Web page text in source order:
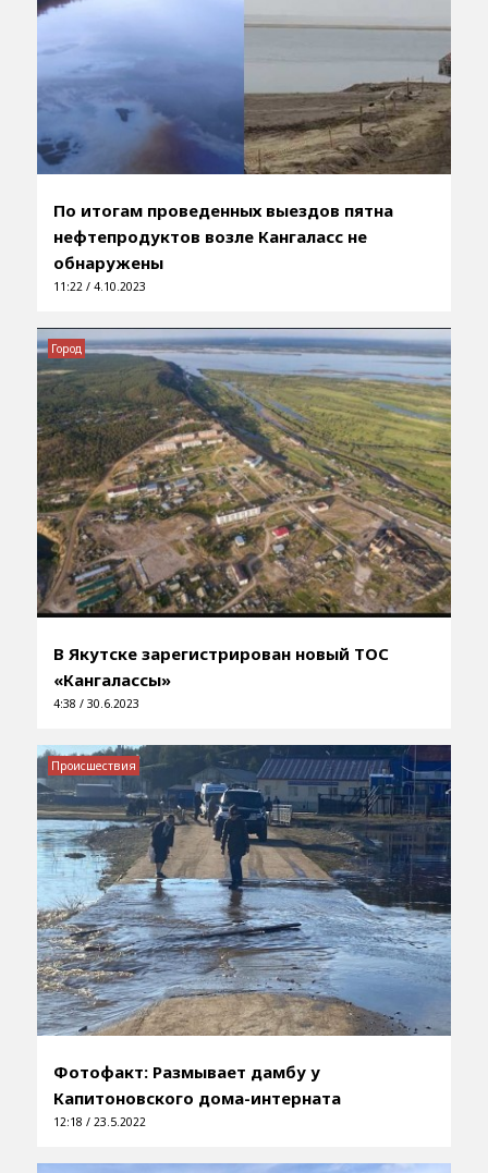
По итогам проведенных выездов пятна
нефтепродуктов возле Кангаласс не
обнаружены
11:22 / 4.10.2023
В Якутске зарегистрирован новый ТОС
«Кангалассы»
4:38 / 30.6.2023
Город
Фотофакт: Размывает дамбу у
Капитоновского дома-интерната
12:18 / 23.5.2022
Происшествия